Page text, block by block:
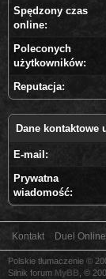
Spędzony czas
online:
Poleconych
użytkowników:
Reputacja:
Dane kontaktowe
E-mail:
Prywatna
wiadomość:
Kontakt Duel
Polskie tłumaczenie ©
Silnik forum MyBB , ©